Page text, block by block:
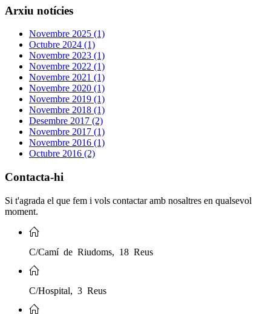
Arxiu notícies
Novembre 2025 (1)
Octubre 2024 (1)
Novembre 2023 (1)
Novembre 2022 (1)
Novembre 2021 (1)
Novembre 2020 (1)
Novembre 2019 (1)
Novembre 2018 (1)
Desembre 2017 (2)
Novembre 2017 (1)
Novembre 2016 (1)
Octubre 2016 (2)
Contacta-hi
Si t'agrada el que fem i vols contactar amb nosaltres en qualsevol
moment.
C/Camí de Riudoms, 18 Reus
C/Hospital, 3 Reus